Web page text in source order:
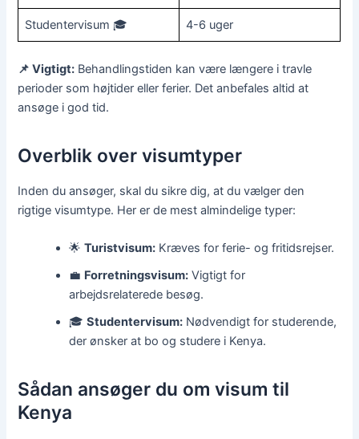
Studentervisum 🎓 4-6 uger
📌 Vigtigt: Behandlingstiden kan være længere i travle
perioder som højtider eller ferier. Det anbefales altid at
ansøge i god tid.
Overblik over visumtyper
Inden du ansøger, skal du sikre dig, at du vælger den
rigtige visumtype. Her er de mest almindelige typer:
🌟Turistvisum: Kræves for ferie- og fritidsrejser.
💼 Forretningsvisum: Vigtigt for
arbejdsrelaterede besøg.
🎓Studentervisum: Nødvendigt for studerende,
der ønsker at bo og studere i Kenya.
Sådan ansøger du om visum til
Kenya